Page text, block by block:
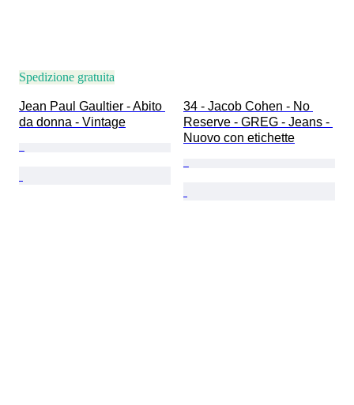
Spedizione gratuita
Jean Paul Gaultier - Abito
da donna - Vintage
34 - Jacob Cohen - No
Reserve - GREG - Jeans -
Nuovo con etichette